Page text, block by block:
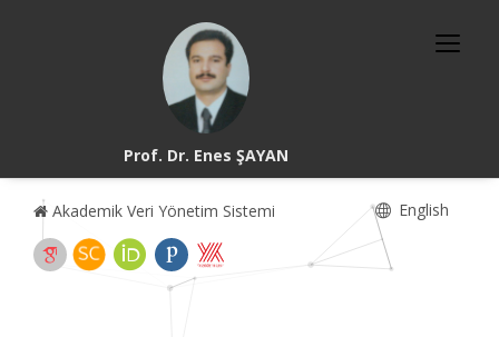
Prof. Dr. Enes ŞAYAN
Akademik Veri Yönetim Sistemi English